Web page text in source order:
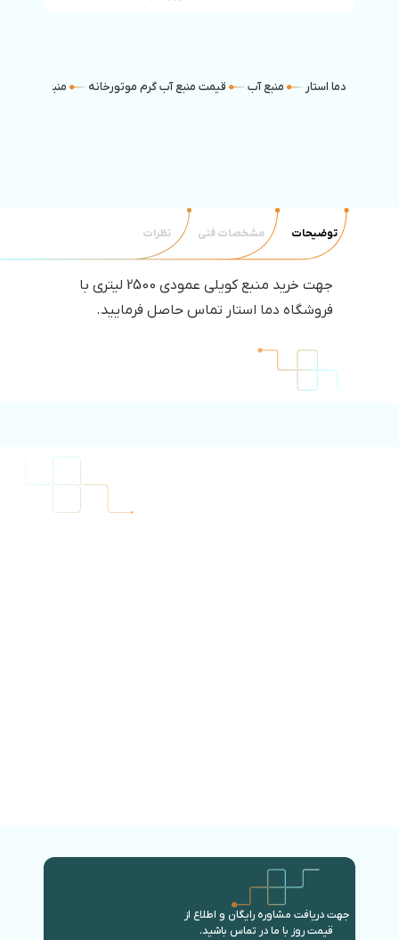
دما استار منبع آب قیمت منبع آب گرم موتورخانه منبع کویل دار
توضیحات مشخصات فنی نظرات
جهت خرید منبع کویلی عمودی 2500 لیتری با
فروشگاه دما استار تماس حاصل فرمایید.
جهت دریافت مشاوره رایگان و اطلاع از
قیمت روز با ما در تماس باشید.